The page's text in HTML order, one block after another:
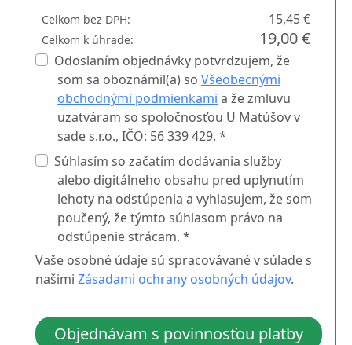
Celkom bez DPH: 15,45 €
Celkom k úhrade: 19,00 €
Odoslaním objednávky potvrdzujem, že
som sa oboznámil(a) so Všeobecnými
obchodnými podmienkami a že zmluvu
uzatváram so spoločnosťou U Matúšov v
sade s.r.o., IČO: 56 339 429. *
Súhlasím so začatím dodávania služby
alebo digitálneho obsahu pred uplynutím
lehoty na odstúpenia a vyhlasujem, že som
poučený, že týmto súhlasom právo na
odstúpenie strácam. *
Vaše osobné údaje sú spracovávané v súlade s
našimi Zásadami ochrany osobných údajov.
Objednávam s povinnosťou platby